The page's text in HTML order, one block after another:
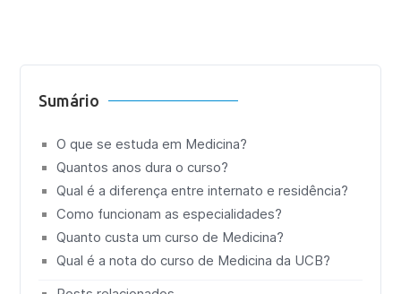
Sumário
O que se estuda em Medicina?
Quantos anos dura o curso?
Qual é a diferença entre internato e residência?
Como funcionam as especialidades?
Quanto custa um curso de Medicina?
Qual é a nota do curso de Medicina da UCB?